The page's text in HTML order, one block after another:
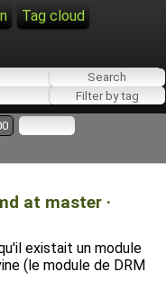
Tag cloud
at master ·
existait un module
(le module de DRM